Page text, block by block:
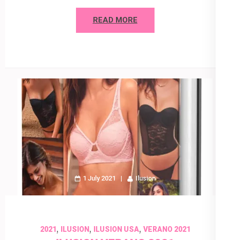
READ MORE
1 July 2021 Ilusion
2021, ILUSION, ILUSION USA, VERANO 2021